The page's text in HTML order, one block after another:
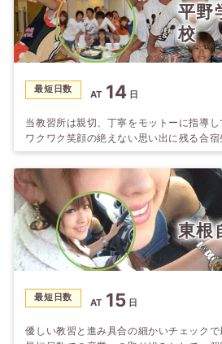
平野
校
最短日数 AT 14 日
当教習所は親切、丁寧をモットーに指導し
ワクワク笑顔の絶えない思い出に残る合
一同心よりお待ちしています。
東根
最短日数 AT 15 日
優しい教習と進み具合の細かいチェックで